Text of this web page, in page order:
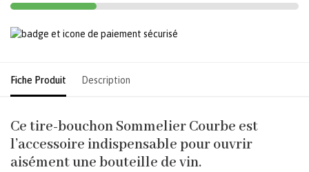
Fiche Produit Description
Ce tire-bouchon Sommelier Courbe est
l’accessoire indispensable pour ouvrir
aisément une bouteille de vin.